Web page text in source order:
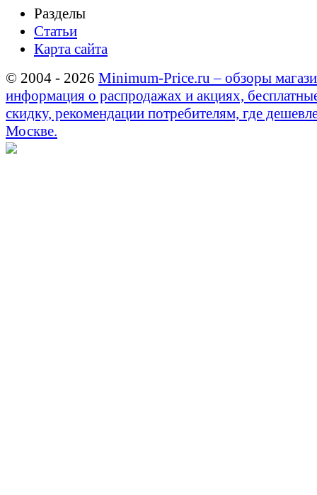
Разделы
Статьи
Карта сайта
© 2004 - 2026 Minimum-Price.ru – обзоры
информация о распродажах и акциях,
скидку, рекомендации потребителям, где
Москве.